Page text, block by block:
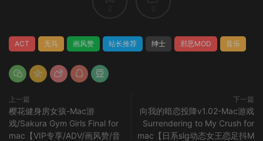
ACT 无马 画风赞 站长推荐 绅士 邪恶MOD 音乐
上一篇
樱花健身房女孩-Mac游
戏/Sakura Gym Girls Final for
mac【VIP专享/ADV/画风赞/音
下一篇
向我的暗恋投降v1.02-Mac游戏
Surrendering to My Crush for
mac【日系slg动态女王恋足抖M